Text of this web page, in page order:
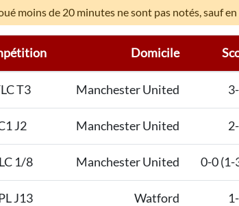
moins de 20 minutes ne sont pas notés, sauf
Domicile
T3 Manchester United
J2 Manchester United
1/8 Manchester United 0-0 (1-
J13 Watford